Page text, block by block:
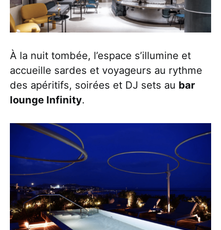
À la nuit tombée, l’espace s’illumine et
accueille sardes et voyageurs au rythme
des apéritifs, soirées et DJ sets au bar
lounge Infinity.